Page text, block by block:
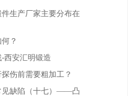
生产厂家主要分布在
？
西安汇明锻造
伤前需要粗加工？
见缺陷（十七）——凸